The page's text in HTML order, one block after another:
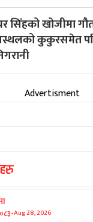
सिंहको खोजीमा
कुकुरसमेत
Advertisment
-Aug 28, 2026